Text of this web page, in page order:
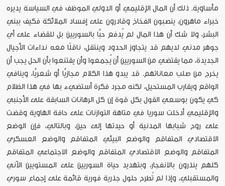
مأساوية. ذلك أن المال الإقليمي أو الدولي الموظف في السياسة يديره
خبراء ماهرون، ينصبون الفخاخ وقادرون على إفساد الملائكة فكيف ببني
البشر، ولا شك أن هذا المال لم يُدفع حبًّا بالسوريين بل للقضاء على أي
جوهر مدني لديهم قد يتجاوز الحدود وينتقل، ناقلًا معه نداءات الأجيال
الجديدة، مما يقتضي من السوريين أن يُجمعوا وأن يقتنعوا بأن الحل يجب أن
يخرج من صلب معاناتهم. قد يبدو هذا الكلام مجازيًّا أو شعريًّا، وينافي
الواقع ويقارب المستحيل، لكنه مجرد فكرة أستضيء بها في هذا الظلام
كي يكون بوسعي القول بكل قوة إن كل الرهانات السابقة على الأجنبي
والإقليمي أدخلت سوريا في متاهة التوازنات على حافة الهاوية وقضت
على روح شبابها المدنية أو حيدتها إلى حين، وبالتالي، فإن الوضع
الاقتصادي المتفاقم والوضع البيئي المتفاقم والوضع العسكري
المتفاقم والوضع الاقتصادي المتفاقم والوضع الاجتماعي المتفاقم
كلهم ينذرون بالانفجار، وبتهديد حياة السوريين على المستويين الآني
والمستقبلي، وإذا لم تُطرح حلول جذرية فورية قائمة على إجماع سوري